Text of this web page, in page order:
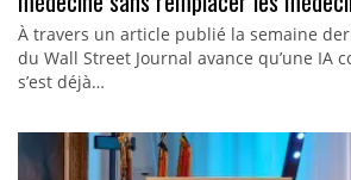
À travers un article publié la semaine
du Wall Street Journal avance qu’une IA
s’est déjà…